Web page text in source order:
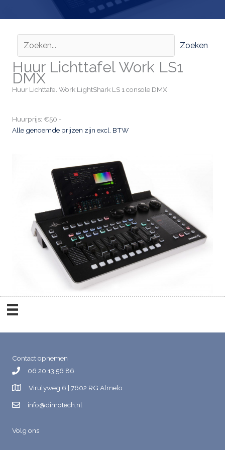
Zoeken
Huur Lichttafel Work LS1
DMX
Huur Lichttafel Work LightShark LS 1 console DMX
Huurprijs: €50,-
Alle genoemde prijzen zijn excl. BTW
Contact opnemen
06 20 13 56 86
Virulyweg 6 | 7602 RG Almelo
info@dimotech.nl
Volg ons